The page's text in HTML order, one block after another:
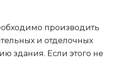
производить
и отделочных
здания. Если этого не